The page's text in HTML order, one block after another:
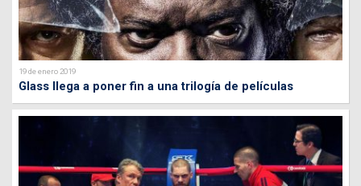
19 de enero 2019
Glass llega a poner fin a una trilogía de películas